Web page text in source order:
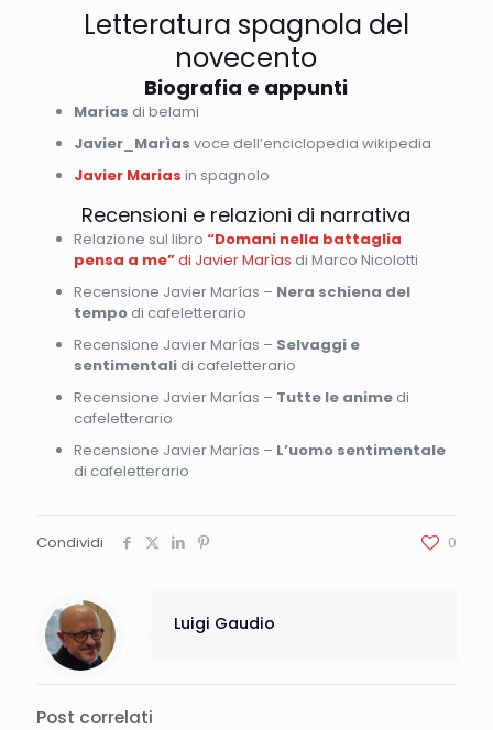
Letteratura spagnola del
novecento
Biografia e appunti
Marias di belami
Javier_Marìas voce dell’enciclopedia wikipedia
Javier Marias in spagnolo
Recensioni e relazioni di narrativa
Relazione sul libro “Domani nella battaglia
pensa a me”di Javier Marìas di Marco Nicolotti
Recensione Javier Marí­as – Nera schiena del
tempodi cafeletterario
Recensione Javier Marí­as – Selvaggi e
sentimentalidi cafeletterario
Recensione Javier Marí­as – Tutte le animedi
cafeletterario
Recensione Javier Marí­as – L’uomo sentimentale
di cafeletterario
Condividi 0
Luigi Gaudio
Post correlati